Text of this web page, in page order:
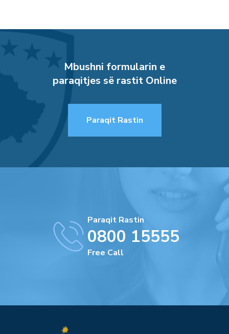
Mbushni formularin e
paraqitjes së rastit Online
Paraqit Rastin
Paraqit Rastin
0800 15555
Free Call